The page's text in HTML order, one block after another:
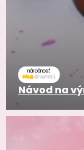
náročnosť
Návod na